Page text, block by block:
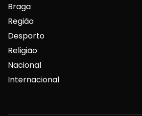
Braga
Região
Desporto
Religião
Nacional
Internacional